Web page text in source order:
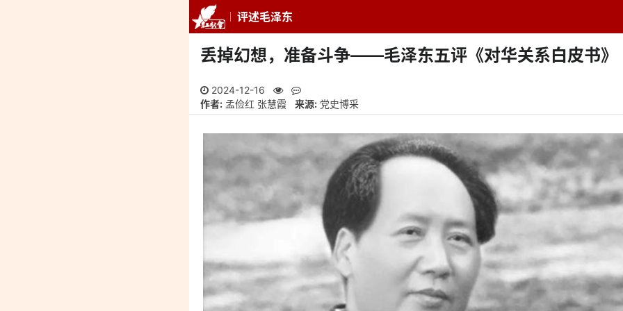
评述毛泽东
推荐 最新 专题中心 学者专栏 排行榜 周刊 网址导航
丢掉幻想，准备斗争——毛泽东五评《对华关系白皮书》
2024-12-16
作者: 孟俭红 张慧霞 来源: 党史博采